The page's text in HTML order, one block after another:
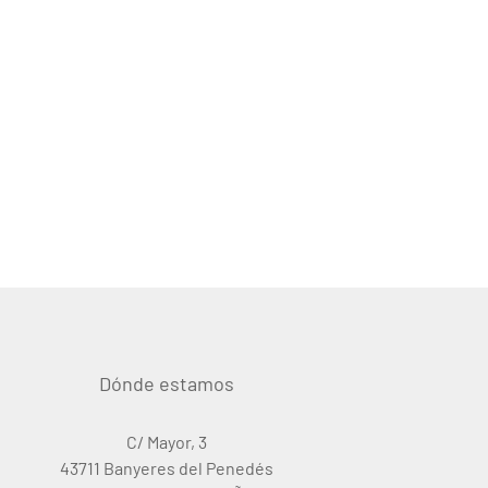
Dónde estamos
C/ Mayor, 3
43711 Banyeres del Penedés